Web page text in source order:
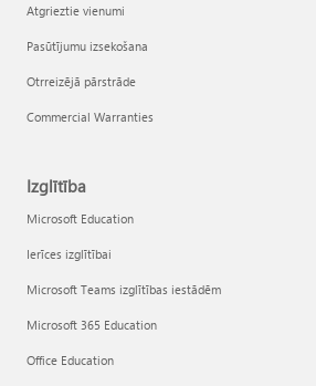
Atgrieztie vienumi
Pasūtījumu izsekošana
Otrreizējā pārstrāde
Commercial Warranties
Izglītība
Microsoft Education
Ierīces izglītībai
Microsoft Teams izglītības iestādēm
Microsoft 365 Education
Office Education